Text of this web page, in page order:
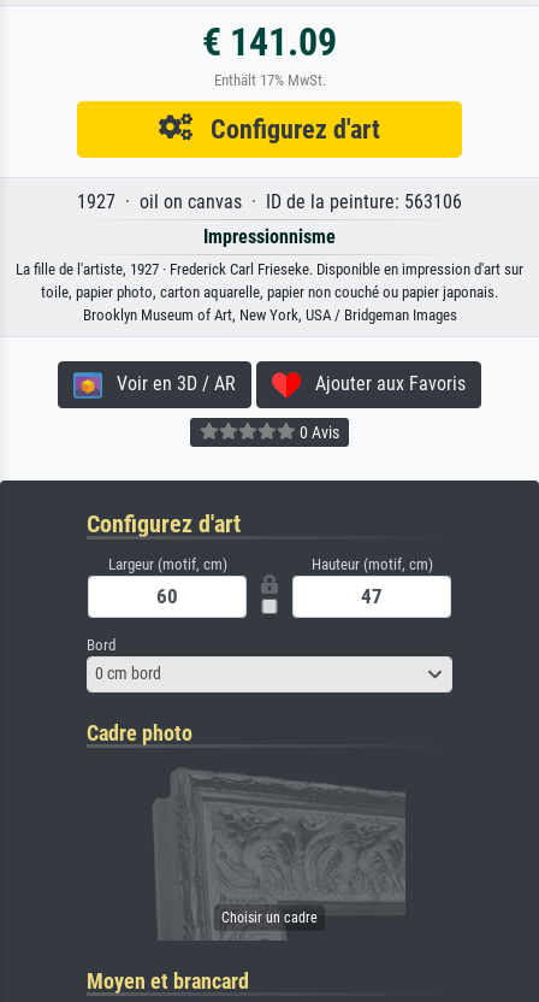
€ 141.09
Enthält 17% MwSt.
Configurez d'art
1927 · oil on canvas · ID de la peinture: 563106
Impressionnisme
La fille de l'artiste, 1927 · Frederick Carl Frieseke. Disponible en impression d'art sur
toile, papier photo, carton aquarelle, papier non couché ou papier japonais.
Brooklyn Museum of Art, New York, USA / Bridgeman Images
Voir en 3D / AR Ajouter aux Favoris
0 Avis
Configurez d'art
Largeur (motif, cm) Hauteur (motif, cm)
Bord
0 cm bord
Cadre photo
Moyen et brancard